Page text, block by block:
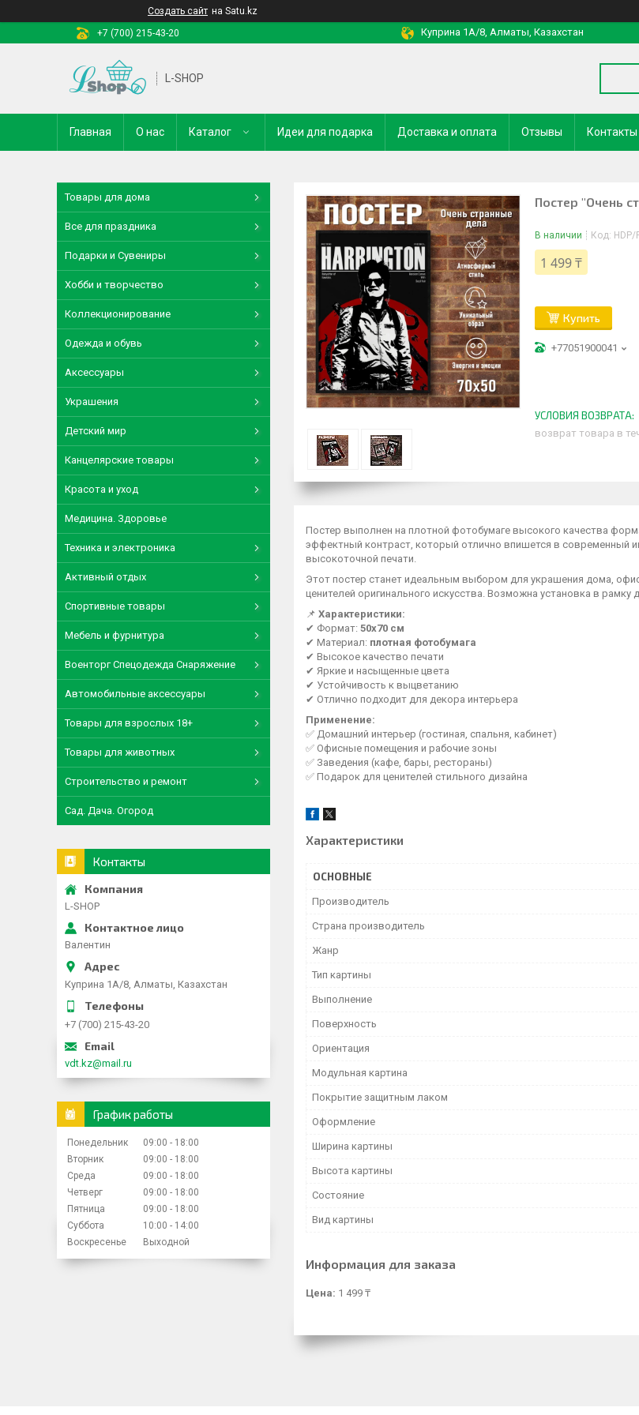
Создать сайт на Satu.kz
+7 (700) 215-43-20
Куприна 1A/8, Алматы, Казахстан
L-SHOP
Главная О нас Каталог Идеи для подарка Доставка и оплата Отзывы Контакты
Постер "Очень
В наличии Код: HDP/
1 499 ₸
Купить
+77051900041
возврат товара в
Постер выполнен на плотной фотобумаге высокого качества
эффектный контраст, который отлично впишется в современный
высокоточной печати.
Этот постер станет идеальным выбором для украшения дома,
ценителей оригинального искусства. Возможна установка в
📌 Характеристики:
✔ Формат: 50х70 см
✔ Материал: плотная фотобумага
✔ Высокое качество печати
✔ Яркие и насыщенные цвета
✔ Устойчивость к выцветанию
✔ Отлично подходит для декора интерьера
Применение:
✅ Домашний интерьер (гостиная, спальня, кабинет)
✅ Офисные помещения и рабочие зоны
✅ Заведения (кафе, бары, рестораны)
✅ Подарок для ценителей стильного дизайна
Характеристики
ОСНОВНЫЕ
Производитель
Страна производитель
Жанр
Тип картины
Выполнение
Поверхность
Ориентация
Модульная картина
Покрытие защитным лаком
Оформление
Ширина картины
Высота картины
Состояние
Вид картины
Информация для заказа
Цена: 1 499 ₸
Товары для дома
Все для праздника
Подарки и Сувениры
Хобби и творчество
Коллекционирование
Одежда и обувь
Аксессуары
Украшения
Детский мир
Канцелярские товары
Красота и уход
Медицина. Здоровье
Техника и электроника
Активный отдых
Спортивные товары
Мебель и фурнитура
Военторг Спецодежда Снаряжение
Автомобильные аксессуары
Товары для взрослых 18+
Товары для животных
Строительство и ремонт
Сад. Дача. Огород
Контакты
L-SHOP
Валентин
Куприна 1A/8, Алматы, Казахстан
+7 (700) 215-43-20
vdt.kz@mail.ru
График работы
Понедельник 09:00
18:00
Вторник
09:00
18:00
Среда
09:00
18:00
Четверг
09:00
18:00
Пятница
09:00
18:00
Суббота
10:00
14:00
Воскресенье
Выходной